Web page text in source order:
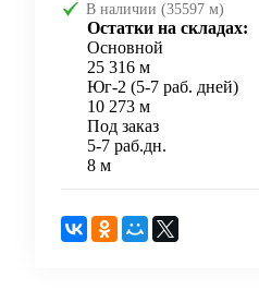
В наличии (35597 м)
Остатки на складах:
Основной
25 316 м
Юг-2 (5-7 раб. дней)
10 273 м
Под заказ
5-7 раб.дн.
8 м